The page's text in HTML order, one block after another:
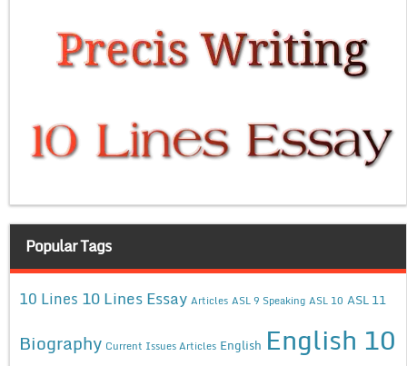
Popular Tags
10 Lines 10 Lines Essay Articles ASL 9 Speaking ASL 10 ASL 11
Biography Current Issues Articles English English 10